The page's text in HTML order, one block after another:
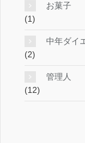
お菓子
(1)
中年ダイ
(2)
管理人
(12)